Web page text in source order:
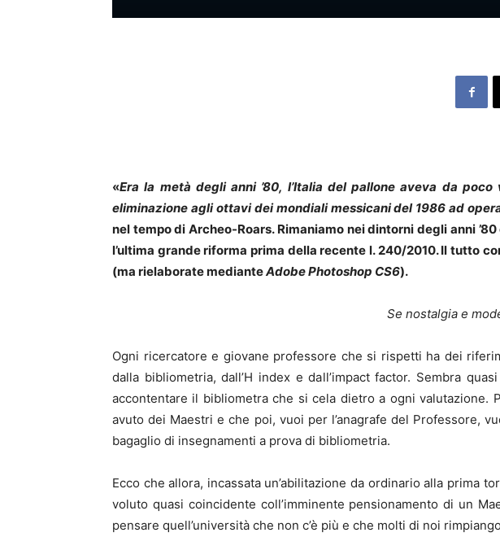
«Era la metà degli anni ’80, l’Italia del pallone aveva da
eliminazione agli ottavi dei mondiali messicani del 1986 ad
nel tempo di Archeo-Roars. Rimaniamo nei dintorni degli anni
l’ultima grande riforma prima della recente l. 240/2010. Il tutto
(ma rielaborate medianteAdobe Photoshop CS6).
Se nostalgia e
Ogni ricercatore e giovane professore che si rispetti ha dei
dalla bibliometria, dall’H index e dall’impact factor. Sembra
accontentare il bibliometra che si cela dietro a ogni
avuto dei Maestri e che poi, vuoi per l’anagrafe del Professore,
bagaglio di insegnamenti a prova di bibliometria.
Ecco che allora, incassata un’abilitazione da ordinario alla prima
voluto quasi coincidente coll’imminente pensionamento di un
pensare quell’università che non c’è più e che molti di noi